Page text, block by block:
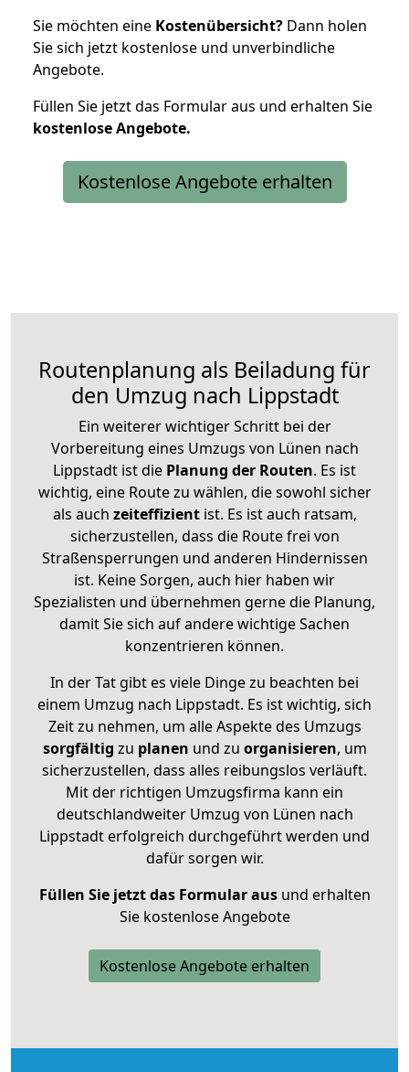
Sie möchten eine Kostenübersicht? Dann holen
Sie sich jetzt kostenlose und unverbindliche
Angebote.
Füllen Sie jetzt das Formular aus und erhalten Sie
kostenloseAngebote.
Kostenlose Angebote erhalten
Routenplanung als Beiladung für
den Umzug nach Lippstadt
Ein weiterer wichtiger Schritt bei der
Vorbereitung eines Umzugs von Lünen nach
Lippstadt ist die Planung der Routen. Es ist
wichtig, eine Route zu wählen, die sowohl sicher
als auch zeiteffizientist. Es ist auch ratsam,
sicherzustellen, dass die Route frei von
Straßensperrungen und anderen Hindernissen
ist. Keine Sorgen, auch hier haben wir
Spezialisten und übernehmen gerne die Planung,
damit Sie sich auf andere wichtige Sachen
konzentrieren können.
In der Tat gibt es viele Dinge zu beachten bei
einem Umzug nach Lippstadt. Es ist wichtig, sich
Zeit zu nehmen, um alle Aspekte des Umzugs
sorgfältig zu planen und zu organisieren, um
sicherzustellen, dass alles reibungslos verläuft.
Mit der richtigen Umzugsfirma kann ein
deutschlandweiter Umzug von Lünen nach
Lippstadt erfolgreich durchgeführt werden und
dafür sorgen wir.
Füllen Sie jetzt das Formular ausund erhalten
Sie kostenlose Angebote
Kostenlose Angebote erhalten